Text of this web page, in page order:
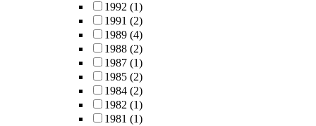
1992 (1)
1991 (2)
1989 (4)
1988 (2)
1987 (1)
1985 (2)
1984 (2)
1982 (1)
1981 (1)